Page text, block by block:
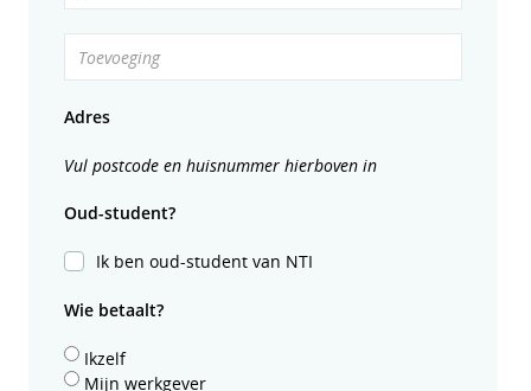
Toevoeging
Adres
Vul postcode en huisnummer hierboven in
Oud-student?
Ik ben oud-student van NTI
Wie betaalt?
Ikzelf
Mijn werkgever